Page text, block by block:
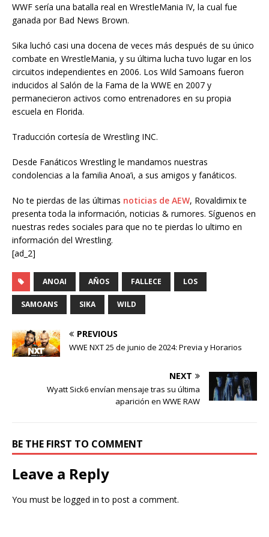
WWF sería una batalla real en WrestleMania IV, la cual fue
ganada por Bad News Brown.
Sika luchó casi una docena de veces más después de su único
combate en WrestleMania, y su última lucha tuvo lugar en los
circuitos independientes en 2006. Los Wild Samoans fueron
inducidos al Salón de la Fama de la WWE en 2007 y
permanecieron activos como entrenadores en su propia
escuela en Florida.
Traducción cortesía de Wrestling INC.
Desde Fanáticos Wrestling le mandamos nuestras
condolencias a la familia Anoa’i, a sus amigos y fanáticos.
No te pierdas de las últimas noticias de AEW, Rovaldimix te
presenta toda la información, noticias & rumores. Síguenos en
nuestras redes sociales para que no te pierdas lo ultimo en
información del Wrestling.
[ad_2]
ANOAI AÑOS FALLECE LOS
SAMOANS SIKA WILD
PREVIOUS
WWE NXT 25 de junio de 2024: Previa y Horarios
NEXT
Wyatt Sick6 envían mensaje tras su última
aparición en WWE RAW
BE THE FIRST TO COMMENT
Leave a Reply
You must be logged in to post a comment.